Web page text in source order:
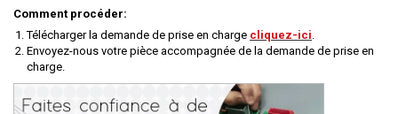
Comment procéder:
Télécharger la demande de prise en charge cliquez-ici.
Envoyez-nous votre pièce accompagnée de la demande de prise en
charge.